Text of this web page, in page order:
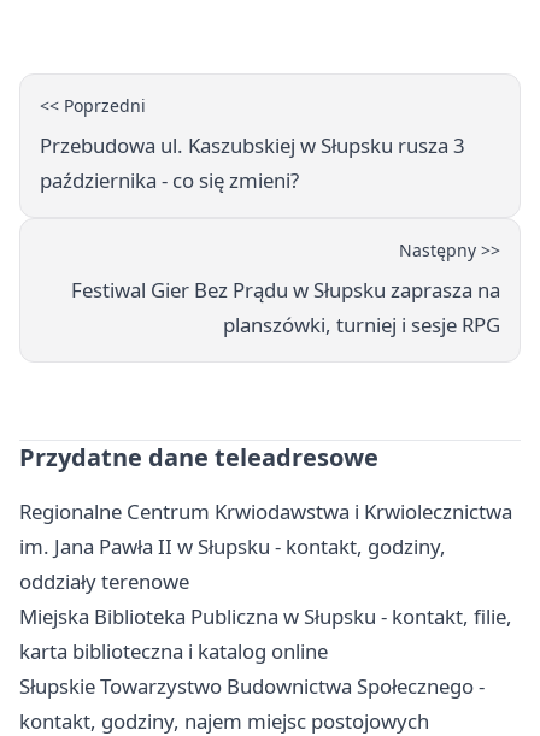
<< Poprzedni
Przebudowa ul. Kaszubskiej w Słupsku rusza 3
października - co się zmieni?
Następny >>
Festiwal Gier Bez Prądu w Słupsku zaprasza na
planszówki, turniej i sesje RPG
Przydatne dane teleadresowe
Regionalne Centrum Krwiodawstwa i Krwiolecznictwa
im. Jana Pawła II w Słupsku - kontakt, godziny,
oddziały terenowe
Miejska Biblioteka Publiczna w Słupsku - kontakt, filie,
karta biblioteczna i katalog online
Słupskie Towarzystwo Budownictwa Społecznego -
kontakt, godziny, najem miejsc postojowych